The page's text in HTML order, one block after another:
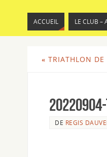
ACCUEIL LE CLUB –
« TRIATHLON
DE REGIS